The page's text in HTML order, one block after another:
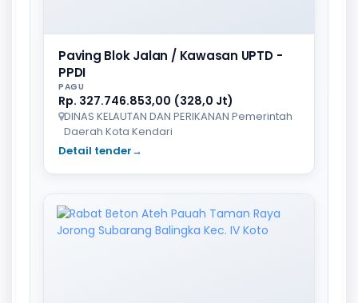
Paving Blok Jalan / Kawasan UPTD -
PPDI
PAGU
Rp. 327.746.853,00 (328,0 Jt)
DINAS KELAUTAN DAN PERIKANAN Pemerintah
Daerah Kota Kendari
Detail tender→